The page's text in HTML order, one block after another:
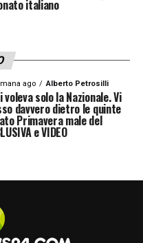
italiano
ago Alberto Petrosilli
solo la Nazionale. Vi
davvero dietro le quinte
Primavera male del
e VIDEO